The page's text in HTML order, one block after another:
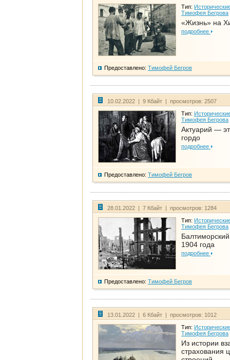
Тип:
Тимофея Бегрова
«Жизнь» на
подробнее
Предоставлено: Тимофей Бегров
10.02.2022 | 9 Кбайт | просмотров: 2507
Тип:
Тимофея Бегрова
Актуарий —
гордо
подробнее
Предоставлено: Тимофей Бегров
28.01.2022 | 7 Кбайт | просмотров: 1284
Тип:
Тимофея Бегрова
1904 года
подробнее
Предоставлено: Тимофей Бегров
13.01.2022 | 6 Кбайт | просмотров: 1012
Тип:
Тимофея Бегрова
Из истории
страхования